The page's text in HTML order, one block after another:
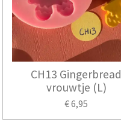
CH13 Gingerbread
vrouwtje (L)
€ 6,95